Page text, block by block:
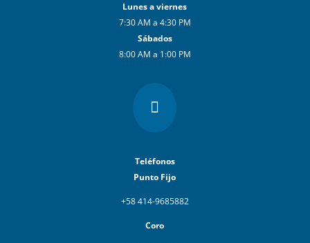
Lunes a viernes
7:30 AM a 4:30 PM
Sábados
8:00 AM a 1:00 PM

Teléfonos
Punto Fijo
+58 414-9685882
Coro